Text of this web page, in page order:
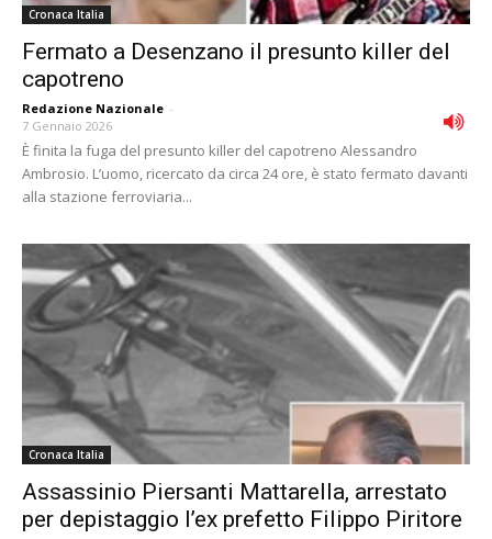
Cronaca Italia
Fermato a Desenzano il presunto killer del
capotreno
Redazione Nazionale -
7 Gennaio 2026
È finita la fuga del presunto killer del capotreno Alessandro
Ambrosio. L’uomo, ricercato da circa 24 ore, è stato fermato davanti
alla stazione ferroviaria...
Cronaca Italia
Assassinio Piersanti Mattarella, arrestato
per depistaggio l’ex prefetto Filippo Piritore